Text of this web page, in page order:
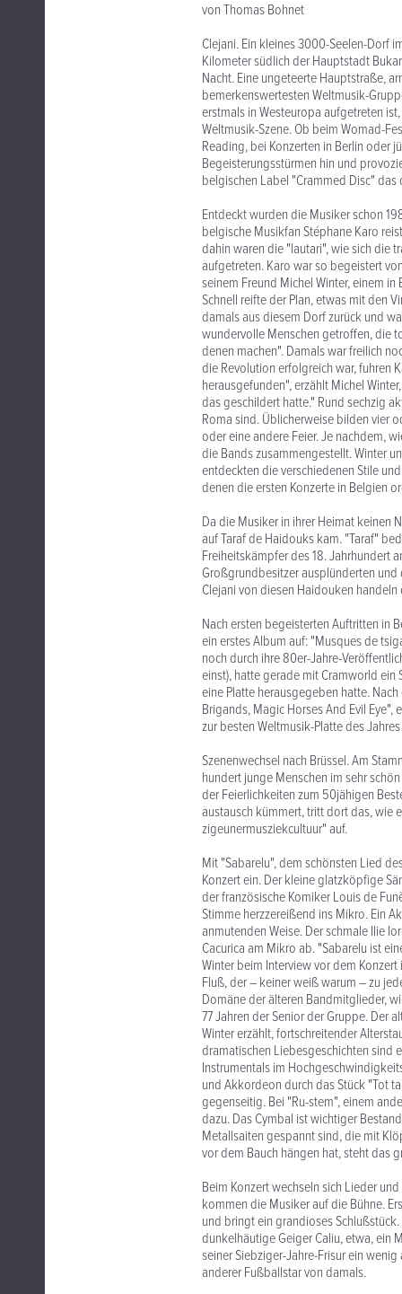
von Thomas Bohnet
Clejani. Ein kleines 3000-Seelen-Dorf
Kilometer südlich der Hauptstadt
Nacht. Eine ungeteerte Hauptstraße,
bemerkenswertesten Weltmusik-
erstmals in Westeuropa aufgetreten
Weltmusik-Szene. Ob beim Womad-
Reading, bei Konzerten in Berlin oder
Begeisterungsstürmen hin und
belgischen Label "Crammed Disc"
Entdeckt wurden die Musiker schon
belgische Musikfan Stéphane Karo
dahin waren die "lautari", wie sich die
aufgetreten. Karo war so begeistert
seinem Freund Michel Winter, einem
Schnell reifte der Plan, etwas mit den
damals aus diesem Dorf zurück und
wundervolle Menschen getroffen, die
denen machen". Damals war freilich
die Revolution erfolgreich war, fuhren
herausgefunden", erzählt Michel
das geschildert hatte." Rund sechzig
Roma sind. Üblicherweise bilden vier
oder eine andere Feier. Je nachdem,
die Bands zusammengestellt. Winter
entdeckten die verschiedenen Stile
denen die ersten Konzerte in Belgien
Da die Musiker in ihrer Heimat keinen
auf Taraf de Haidouks kam. "Taraf"
Freiheitskämpfer des 18. Jahrhundert
Großgrundbesitzer ausplünderten und
Clejani von diesen Haidouken
Nach ersten begeisterten Auftritten in
ein erstes Album auf: "Musques de
noch durch ihre 80er-Jahre-
einst), hatte gerade mit Cramworld
eine Platte herausgegeben hatte.
Brigands, Magic Horses And Evil
zur besten Weltmusik-Platte des
Szenenwechsel nach Brüssel. Am
hundert junge Menschen im sehr
der Feierlichkeiten zum 50jähigen
austausch kümmert, tritt dort das, wie
zigeunermusziekcultuur" auf.
Mit "Sabarelu", dem schönsten Lied
Konzert ein. Der kleine glatzköpfige
der französische Komiker Louis de
Stimme herzzereißend ins Mikro. Ein
anmutenden Weise. Der schmale Ilie
Cacurica am Mikro ab. "Sabarelu ist
Winter beim Interview vor dem
Fluß, der – keiner weiß warum – zu
Domäne der älteren Bandmitglieder,
77 Jahren der Senior der Gruppe. Der
Winter erzählt, fortschreitender
dramatischen Liebesgeschichten sind
Instrumentals im
und Akkordeon durch das Stück "Tot
gegenseitig. Bei "Ru-stem", einem
dazu. Das Cymbal ist wichtiger
Metallsaiten gespannt sind, die mit
vor dem Bauch hängen hat, steht das
Beim Konzert wechseln sich Lieder
kommen die Musiker auf die Bühne.
und bringt ein grandioses
dunkelhäutige Geiger Caliu, etwa, ein
seiner Siebziger-Jahre-Frisur ein
anderer Fußballstar von damals.